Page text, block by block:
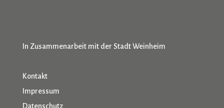
In Zusammenarbeit mit der Stadt Weinheim
Kontakt
Impressum
Datenschutz